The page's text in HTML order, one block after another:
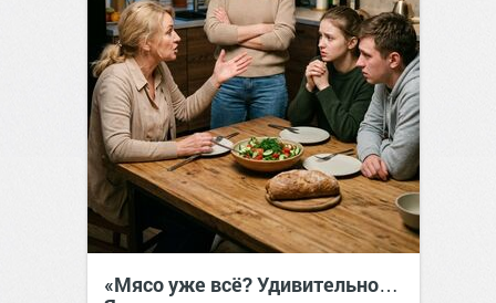
«Мясо уже всё? Удивительно…